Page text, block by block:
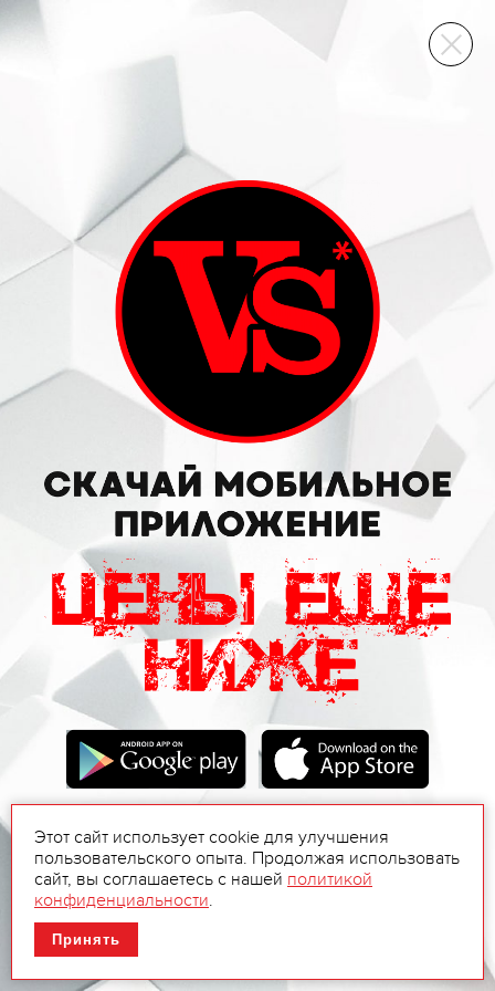
ВИННЫЙ СКЛАД
Этот сайт использует cookie для улучшения
пользовательского опыта. Продолжая использовать
сайт, вы соглашаетесь с нашей политикой
конфиденциальности.
Принять